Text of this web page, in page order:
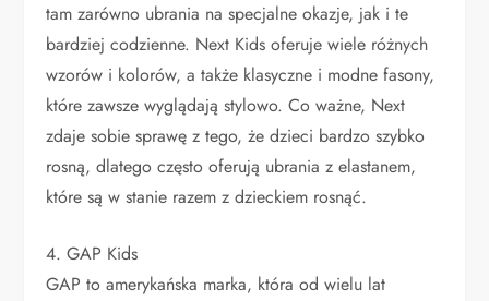
tam zarówno ubrania na specjalne okazje, jak i te
bardziej codzienne. Next Kids oferuje wiele różnych
wzorów i kolorów, a także klasyczne i modne fasony,
które zawsze wyglądają stylowo. Co ważne, Next
zdaje sobie sprawę z tego, że dzieci bardzo szybko
rosną, dlatego często oferują ubrania z elastanem,
które są w stanie razem z dzieckiem rosnąć.
4. GAP Kids
GAP to amerykańska marka, która od wielu lat